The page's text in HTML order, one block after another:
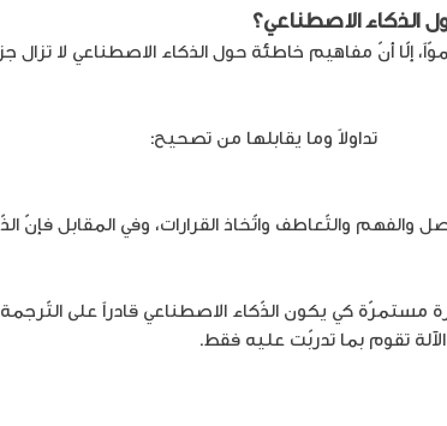
الذكاء الاصطناعي؟
إلّا أنّ مفاهيم خاطئة حول الذكاء الاصطناعي لا
تداولاً وما يقابلها من تصحيح:
والفهم والتّعاطف واتّخاذ القرارات، وفي المقابل فإنّ
مستمرّة كي يكون الذّكاء الاصطناعي قادراً على
تقوم بما تدربّت عليه فقط.